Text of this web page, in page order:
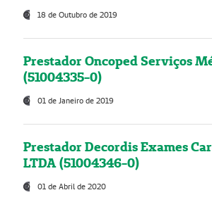
18 de Outubro de 2019
Prestador Oncoped Serviços
(51004335-0)
01 de Janeiro de 2019
Prestador Decordis Exames
LTDA (51004346-0)
01 de Abril de 2020